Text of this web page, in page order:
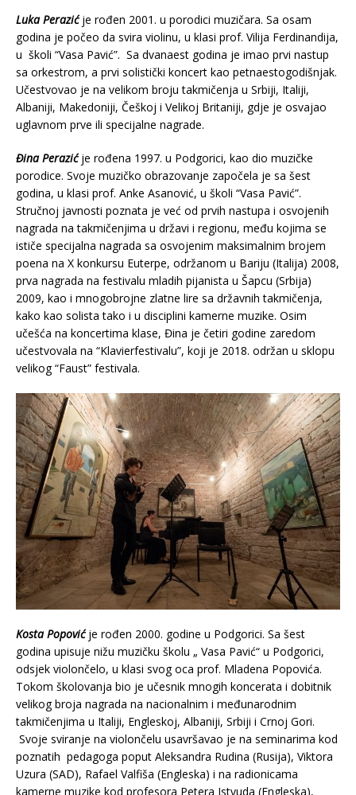
Luka Perazićje rođen 2001. u porodici muzičara. Sa osam
godina je počeo da svira violinu, u klasi prof. Vilija Ferdinandija,
u školi “Vasa Pavić”. Sa dvanaest godina je imao prvi nastup
sa orkestrom, a prvi solistički koncert kao petnaestogodišnjak.
Učestvovao je na velikom broju takmičenja u Srbiji, Italiji,
Albaniji, Makedoniji, Češkoj i Velikoj Britaniji, gdje je osvajao
uglavnom prve ili specijalne nagrade.
Đina Perazićje rođena 1997. u Podgorici, kao dio muzičke
porodice. Svoje muzičko obrazovanje započela je sa šest
godina, u klasi prof. Anke Asanović, u školi “Vasa Pavić”.
Stručnoj javnosti poznata je već od prvih nastupa i osvojenih
nagrada na takmičenjima u državi i regionu, među kojima se
ističe specijalna nagrada sa osvojenim maksimalnim brojem
poena na X konkursu Euterpe, održanom u Bariju (Italija) 2008,
prva nagrada na festivalu mladih pijanista u Šapcu (Srbija)
2009, kao i mnogobrojne zlatne lire sa državnih takmičenja,
kako kao solista tako i u disciplini kamerne muzike. Osim
učešća na koncertima klase, Đina je četiri godine zaredom
učestvovala na “Klavierfestivalu”, koji je 2018. održan u sklopu
velikog “Faust” festivala.
Kosta Popovićje rođen 2000. godine u Podgorici. Sa šest
godina upisuje nižu muzičku školu „ Vasa Pavić“ u Podgorici,
odsjek violončelo, u klasi svog oca prof. Mladena Popovića.
Tokom školovanja bio je učesnik mnogih koncerata i dobitnik
velikog broja nagrada na nacionalnim i međunarodnim
takmičenjima u Italiji, Engleskoj, Albaniji, Srbiji i Crnoj Gori.
Svoje sviranje na violončelu usavršavao je na seminarima kod
poznatih pedagoga poput Aleksandra Rudina (Rusija), Viktora
Uzura (SAD), Rafael Valfiša (Engleska) i na radionicama
kamerne muzike kod profesora Petera Istvuda (Engleska),